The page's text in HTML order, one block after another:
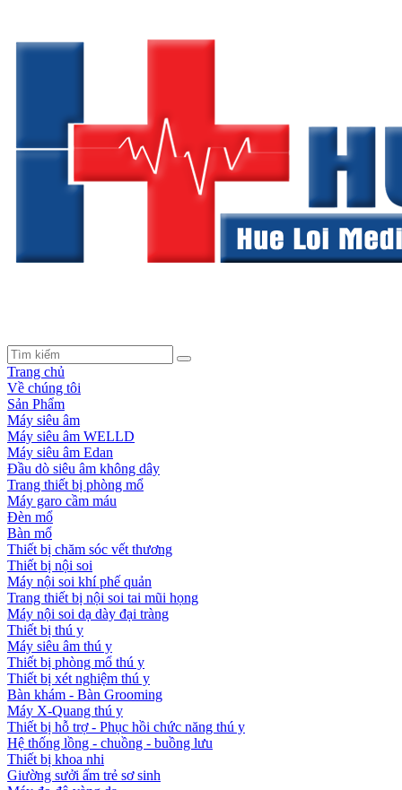
Trang chủ
Về chúng tôi
Sản Phẩm
Máy siêu âm
Máy siêu âm WELLD
Máy siêu âm Edan
Đầu dò siêu âm không dây
Trang thiết bị phòng mổ
Máy garo cầm máu
Đèn mổ
Bàn mổ
Thiết bị chăm sóc vết thương
Thiết bị nội soi
Máy nội soi khí phế quản
Trang thiết bị nội soi tai mũi họng
Máy nội soi dạ dày đại tràng
Thiết bị thú y
Máy siêu âm thú y
Thiết bị phòng mổ thú y
Thiết bị xét nghiệm thú y
Bàn khám - Bàn Grooming
Máy X-Quang thú y
Thiết bị hỗ trợ - Phục hồi chức năng thú y
Hệ thống lồng - chuồng - buồng lưu
Thiết bị khoa nhi
Giường sưởi ấm trẻ sơ sinh